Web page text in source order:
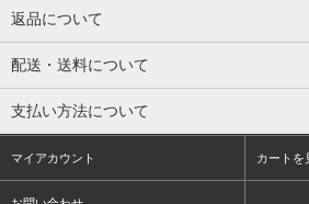
返品について
配送・送料について
支払い方法について
マイアカウント カートを